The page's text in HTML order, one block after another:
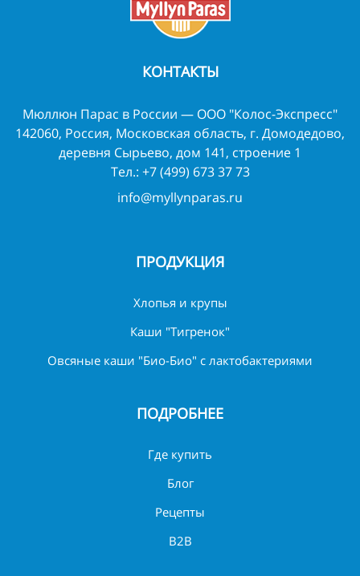
КОНТАКТЫ
Мюллюн Парас в России — ООО "Колос-Экспресс"
142060, Россия, Московская область, г. Домодедово,
деревня Сырьево, дом 141, строение 1
Тел.: +7 (499) 673 37 73
info@myllynparas.ru
ПРОДУКЦИЯ
Хлопья и крупы
Каши "Тигренок"
Овсяные каши "Био-Био" с лактобактериями
ПОДРОБНЕЕ
Где купить
Блог
Рецепты
B2B